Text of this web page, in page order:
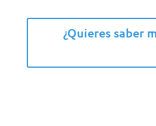
¿Quieres saber